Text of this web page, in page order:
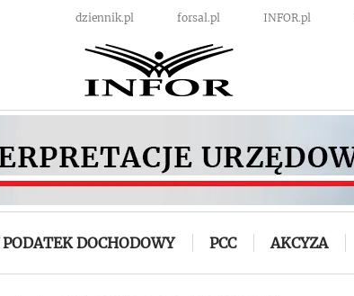
dziennik.pl forsal.pl INFOR.pl
DOCHODOWY PCC AKCYZA